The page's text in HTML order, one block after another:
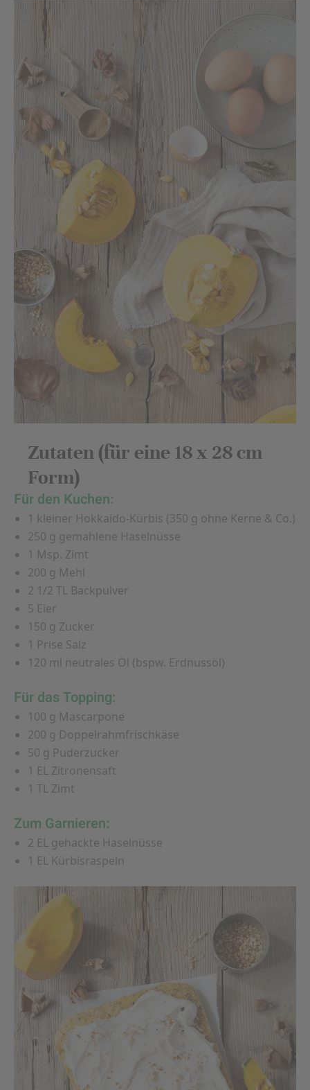
Zutaten (für eine 18 x 28 cm
Form)
Für den Kuchen:
1 kleiner Hokkaido-Kürbis (350 g ohne Kerne & Co.)
250 g gemahlene Haselnüsse
1 Msp. Zimt
200 g Mehl
2 1/2 TL Backpulver
5 Eier
150 g Zucker
1 Prise Salz
120 ml neutrales Öl (bspw. Erdnussöl)
Für das Topping:
100 g Mascarpone
200 g Doppelrahmfrischkäse
50 g Puderzucker
1 EL Zitronensaft
1 TL Zimt
Zum Garnieren:
2 EL gehackte Haselnüsse
1 EL Kürbisraspeln